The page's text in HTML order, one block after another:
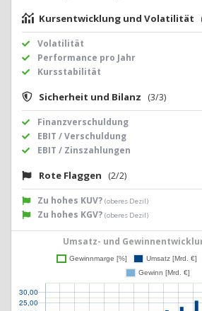
Kursentwicklung und Volatilität
Volatilität
Performance pro Jahr
Kursstabilität
Sicherheit und Bilanz (3/3)
Finanzverschuldung
EBIT / Verschuldung
EBIT / Zinszahlungen
Rote Flaggen (2/2)
Zu hohes KUV? (oberes Dezil)
Zu hohes KGV? (oberes Dezil)
Umsatz- und